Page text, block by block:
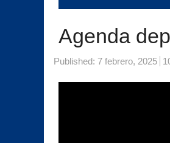
Agenda
Published: 7 febrero, 2025